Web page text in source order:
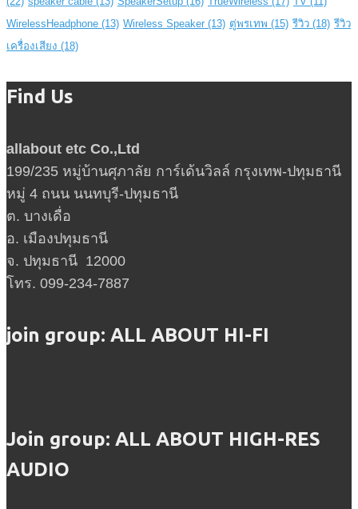
WirelessHeadphone (13) Wireless Speaker (13) ตู่พรเทพ (15) รีวิว (18) รีวิว
เครื่องเสียง (18)
Find Us
allabout etc Co.,Ltd
199/235 หมู่บ้านศุภาลัย การ์เด้นวิลล์ กรุงเทพ-ปทุมธานี
หมู่ 4 ถนน นนทบุรี-ปทุมธานี
ต. บางเดื่อ
อ. เมืองปทุมธานี
จ. ปทุมธานี 12000
โทร. 099-234-7887
join group: ALL ABOUT HI-FI
Join group: ALL ABOUT HIGH-RES
AUDIO